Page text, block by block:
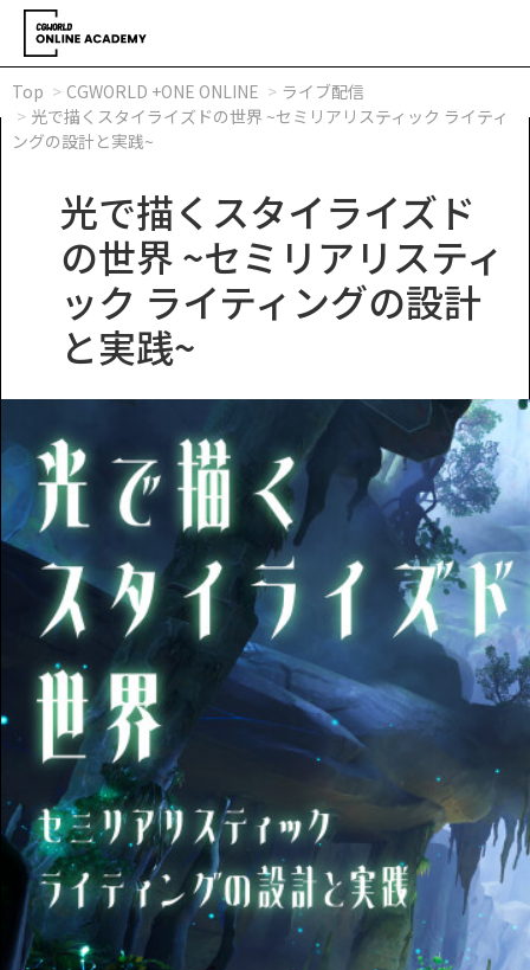
Top CGWORLD +ONE ONLINE
ライブ配信
光で描くスタイライズドの世界 ~セミリアリスティック ライティ
ングの設計と実践~
光で描くスタイライズド
の世界 ~セミリアリスティ
ック ライティングの設計
と実践~